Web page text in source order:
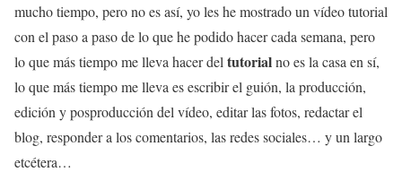
mucho tiempo, pero no es así, yo les he mostrado un vídeo tutorial
con el paso a paso de lo que he podido hacer cada semana, pero
lo que más tiempo me lleva hacer del tutorialno es la casa en sí,
lo que más tiempo me lleva es escribir el guión, la producción,
edición y posproducción del vídeo, editar las fotos, redactar el
blog, responder a los comentarios, las redes sociales… y un largo
etcétera…